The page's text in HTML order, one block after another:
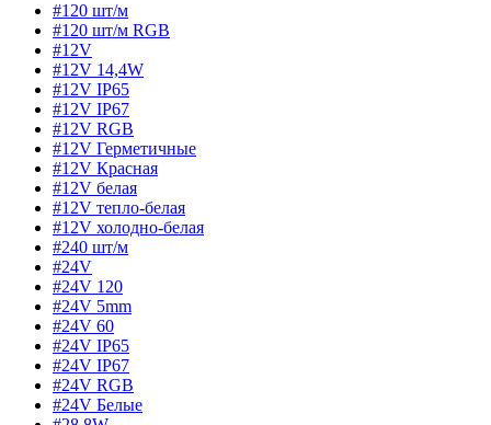
#120 шт/м
#120 шт/м RGB
#12V
#12V 14,4W
#12V IP65
#12V IP67
#12V RGB
#12V Герметичные
#12V Красная
#12V белая
#12V тепло-белая
#12V холодно-белая
#240 шт/м
#24V
#24V 120
#24V 5mm
#24V 60
#24V IP65
#24V IP67
#24V RGB
#24V Белые